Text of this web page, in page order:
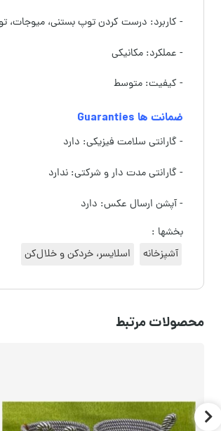
- کاربرد: درست کردن توپ بستنی، میوجات،
- عملکرد: مکانیکی
- کیفیت: متوسط
ضمانت ها Guaranties
- گارانتی سلامت فیزیکی: دارد
- گارانتی مدت دار و شرکتی: ندارد
- آپشن ارسال عکس: دارد
بخشها :
آشپزخانه
اسلایسر، خردکن و خلال‌کن
محصولات مرتبط